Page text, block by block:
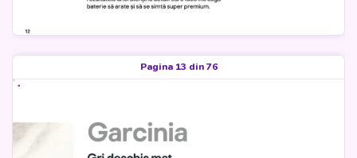
Pagina 13 din 76